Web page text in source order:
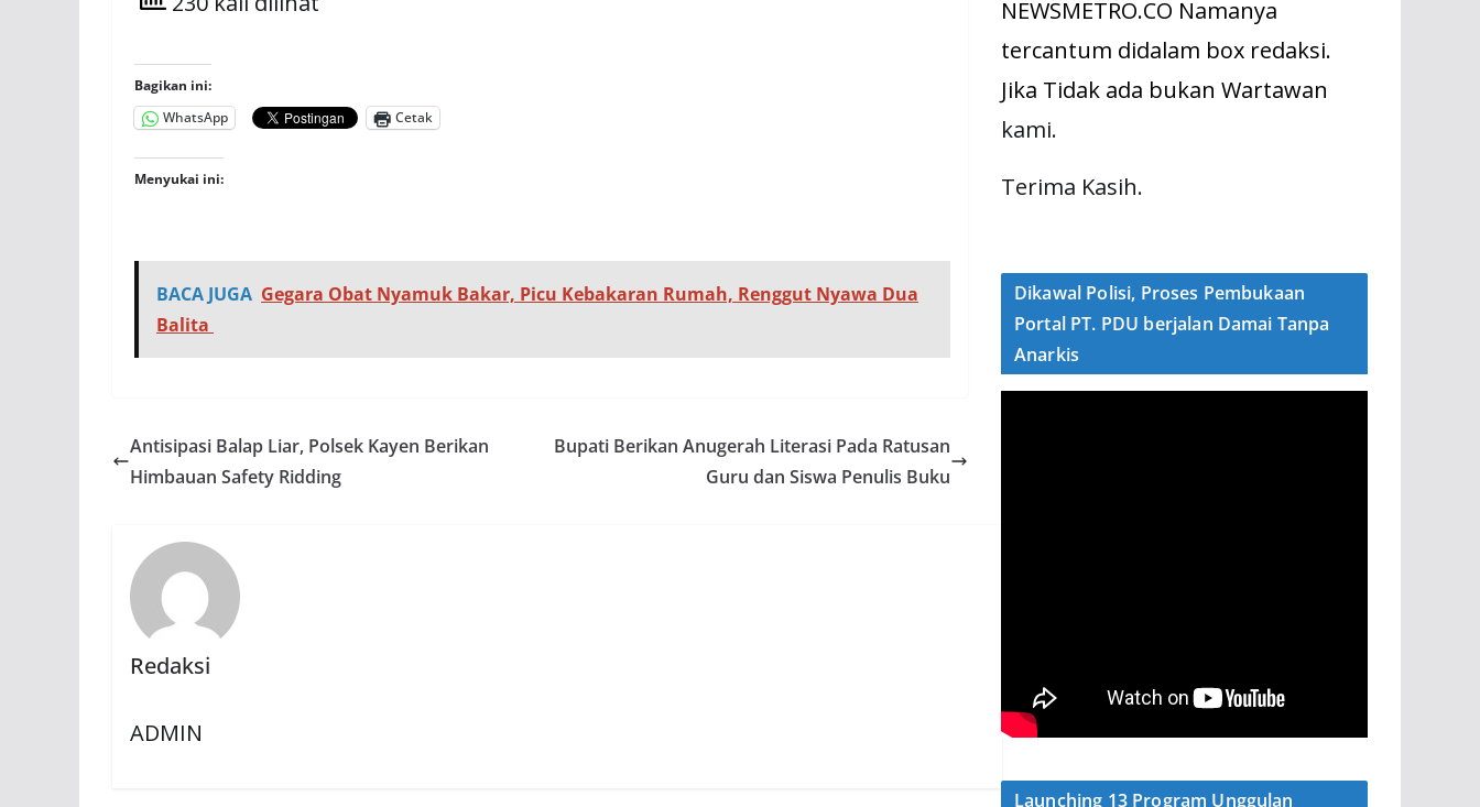
Bagikan ini:
WhatsApp
Cetak
Menyukai ini:
BACA JUGA Gegara Obat Nyamuk Bakar, Picu Kebakaran Rumah, Renggut Nyawa Dua
Balita
Antisipasi Balap Liar, Polsek Kayen Berikan
Himbauan Safety Ridding
Bupati Berikan Anugerah Literasi Pada Ratusan
Guru dan Siswa Penulis Buku
Redaksi
ADMIN
NEWSMETRO.CO Namanya
tercantum didalam box redaksi.
Jika Tidak ada bukan Wartawan
kami.
Terima Kasih.
Dikawal Polisi, Proses Pembukaan
Portal PT. PDU berjalan Damai Tanpa
Anarkis
Launching 13 Program Unggulan